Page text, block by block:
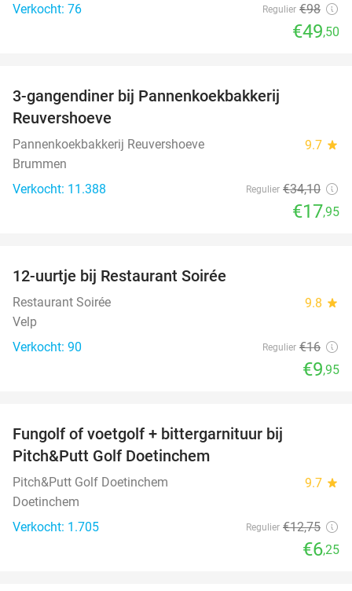
Verkocht: 76 Regulier €98
€49,50
3-gangendiner bij Pannenkoekbakkerij
Reuvershoeve
Pannenkoekbakkerij Reuvershoeve 9.7 star
Brummen
Verkocht: 11.388
Regulier €34,10
€17,95
12-uurtje bij Restaurant Soirée
Restaurant Soirée 9.8 star
Velp
Verkocht: 90
Regulier €16
€9,95
Fungolf of voetgolf + bittergarnituur bij
Pitch&Putt Golf Doetinchem
Pitch&Putt Golf Doetinchem 9.7 star
Doetinchem
Verkocht: 1.705
Regulier €12,75
€6,25